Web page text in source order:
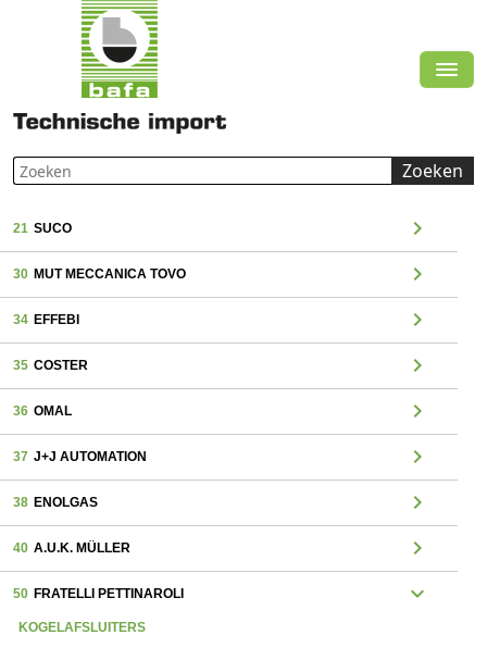
Zoeken
21 SUCO chevron_right
30 MUT MECCANICA TOVO chevron_right
34 EFFEBI chevron_right
35 COSTER chevron_right
36 OMAL chevron_right
37 J+J AUTOMATION chevron_right
38 ENOLGAS chevron_right
40 A.U.K. MÜLLER chevron_right
50 FRATELLI PETTINAROLI expand_more
KOGELAFSLUITERS